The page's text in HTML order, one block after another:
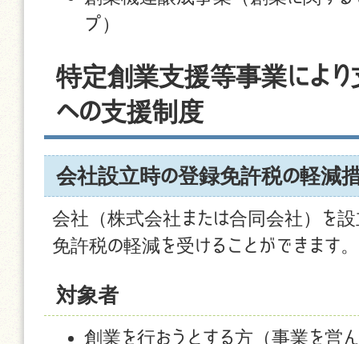
プ）
特定創業支援等事業により
への支援制度
会社設立時の登録免許税の軽減
会社（株式会社または合同会社）を
免許税の軽減を受けることができます。
対象者
創業を行おうとする方（事業を営